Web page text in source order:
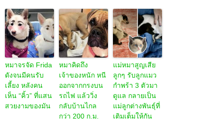
หมาจรจัด Frida
ดังจนมีคนรับ
เลี้ยง หลังคน
เห็น “คิ้ว” ที่แสน
สวยงามของมัน
หมาคิดถึง
เจ้าของหนัก หนี
ออกจากกรงบน
รถไฟ แล้ววิ่ง
กลับบ้านไกล
กว่า 200 ก.ม.
แม่หมาสูญเสีย
ลูกๆ รับลูกแมว
กำพร้า 3 ตัวมา
ดูแล กลายเป็น
แม่ลูกต่างพันธุ์ที่
เติมเต็มให้กัน